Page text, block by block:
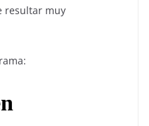
resultar muy